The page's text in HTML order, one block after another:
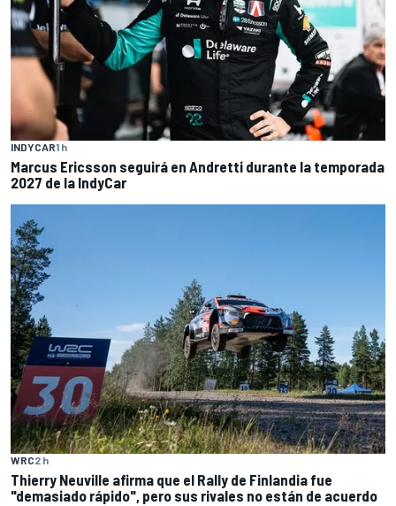
INDYCAR1 h
Marcus Ericsson seguirá en Andretti durante la temporada
2027 de la IndyCar
WRC2 h
Thierry Neuville afirma que el Rally de Finlandia fue
"demasiado rápido", pero sus rivales no están de acuerdo